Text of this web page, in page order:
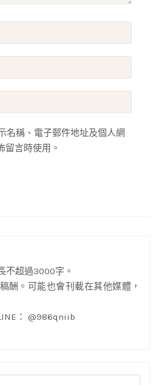
名稱、電子郵件地址及個人網
留言時使用。
不超過3000字。
酬。可能也會刊載在其他媒體，
： @986qniib